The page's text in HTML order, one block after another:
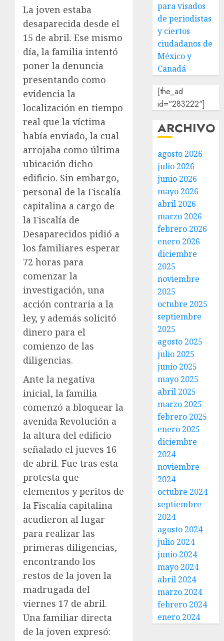
La joven estaba
desaparecida desde el
15 de abril. Ese mismo
día, la familia intentó
poner la denuncia
presentando como
evidencia la
localización en tiempo
real que la víctima
había enviado, la cual
arrojaba como última
ubicación dicho
edificio. Sin embargo,
personal de la Fiscalía
capitalina a cargo de
la Fiscalía de
Desaparecidos pidió a
los familiares esperar
72 horas para
comenzar la
investigación, una
acción contraria a la
ley, y además solicitó
dinero para el
comienzo de las
diligencias.
Ante la negativa
inicial, la familia
comenzó a bloquear la
avenida Revolución a
la altura del edificio
señalado el jueves 16
de abril. Fue tras esta
protesta que
elementos y peritos de
la Fiscalía capitalina
acudieron al lugar
para realizar las
primeras diligencias,
encontrando los
restos de la joven la
madrugada del
viernes 17 de abril.
Una familiar directa
de la joven expresó:
para visados
de periodistas
y ciertos
ciudadanos de
México y
Canadá
[the_ad
id="283222"]
ARCHIVO
agosto 2026
julio 2026
junio 2026
mayo 2026
abril 2026
marzo 2026
febrero 2026
enero 2026
diciembre
2025
noviembre
2025
octubre 2025
septiembre
2025
agosto 2025
julio 2025
junio 2025
mayo 2025
abril 2025
marzo 2025
febrero 2025
enero 2025
diciembre
2024
noviembre
2024
octubre 2024
septiembre
2024
agosto 2024
julio 2024
junio 2024
mayo 2024
abril 2024
marzo 2024
febrero 2024
enero 2024